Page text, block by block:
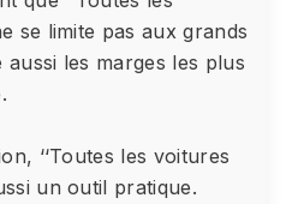
se limite pas aux grands
les marges les plus
‘‘Toutes les voitures
un outil pratique.